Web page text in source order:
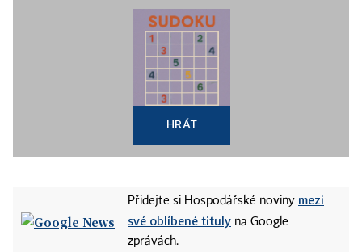
HRÁT
Přidejte si Hospodářské noviny mezi
své oblíbené tituly na Google
zprávách.